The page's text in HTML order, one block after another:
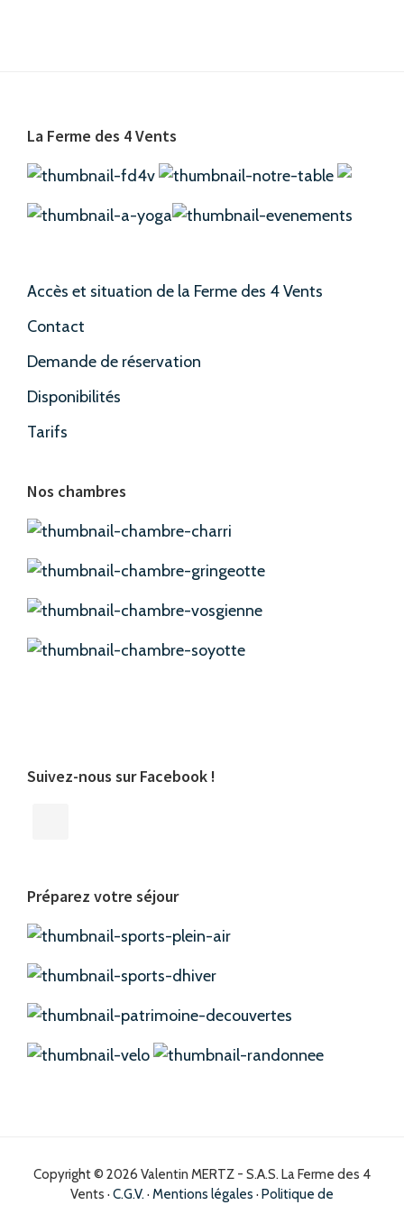
Footer
La Ferme des 4 Vents
Accès et situation de la Ferme des 4 Vents
Contact
Demande de réservation
Disponibilités
Tarifs
Nos chambres
Suivez-nous sur Facebook !
Préparez votre séjour
Copyright © 2026 Valentin MERTZ - S.A.S. La Ferme des 4
Vents · C.G.V. · Mentions légales · Politique de